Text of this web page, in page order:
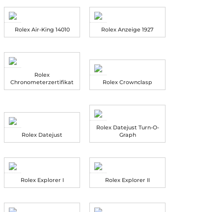
Rolex Air-King 14010 Rolex Anzeige 1927
Rolex
Chronometerzertifikat
Rolex Crownclasp
Rolex Datejust
Rolex Datejust Turn-O-
Graph
Rolex Explorer I Rolex Explorer II